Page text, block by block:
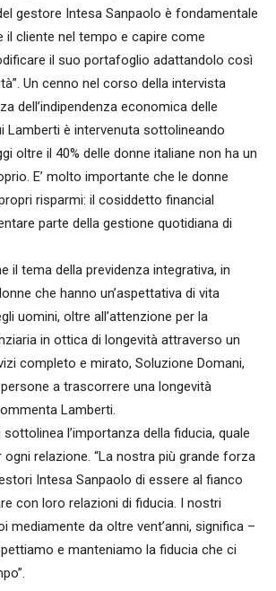
gestore Intesa Sanpaolo è fondamentale
il cliente nel tempo e capire come
il suo portafoglio adattandolo così
Un cenno nel corso della intervista
dell’indipendenza economica delle
Lamberti è intervenuta sottolineando
oltre il 40% delle donne italiane non ha un
E’ molto importante che le donne
risparmi: il cosiddetto financial
parte della gestione quotidiana di
il tema della previdenza integrativa, in
che hanno un’aspettativa di vita
uomini, oltre all’attenzione per la
in ottica di longevità attraverso un
completo e mirato, Soluzione Domani,
a trascorrere una longevità
Lamberti.
sottolinea l’importanza della fiducia, quale
relazione. “La nostra più grande forza
Intesa Sanpaolo di essere al fianco
con loro relazioni di fiducia. I nostri
mediamente da oltre vent’anni, significa –
e manteniamo la fiducia che ci